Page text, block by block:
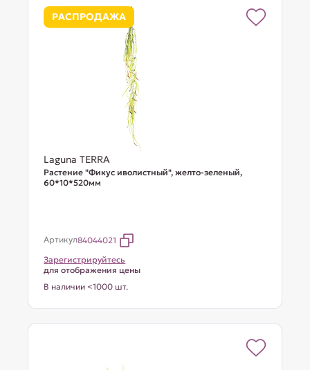
РАСПРОДАЖА
Laguna TERRA
Растение "Фикус иволистный", желто-зеленый,
60*10*520мм
Артикул84044021
Зарегистрируйтесь
для отображения цены
В наличии <1000 шт.